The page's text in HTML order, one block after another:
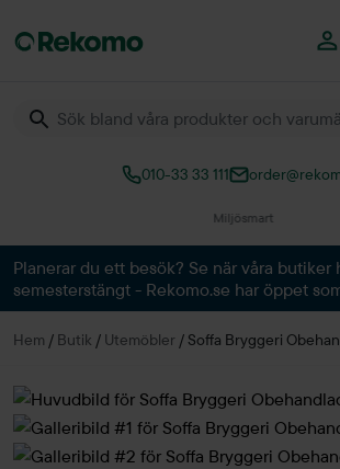
010-33 33 111
Planerar du ett besök? Se när våra butiker
semesterstängt - Rekomo.se har öppet
Hem / Butik / Utemöbler / Soffa Bryggeri